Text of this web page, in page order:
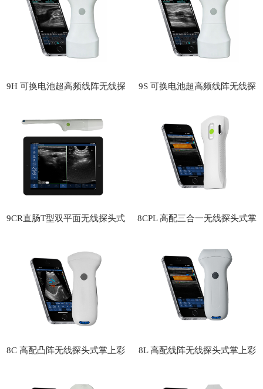
9H 可换电池超高频线阵无线探
头式掌上彩超
9S 可换电池超高频线阵无线探
头式掌上彩超
9CR直肠T型双平面无线探头式
掌上彩超
8CPL 高配三合一无线探头式掌
上彩超
8C 高配凸阵无线探头式掌上彩 8L 高配线阵无线探头式掌上彩